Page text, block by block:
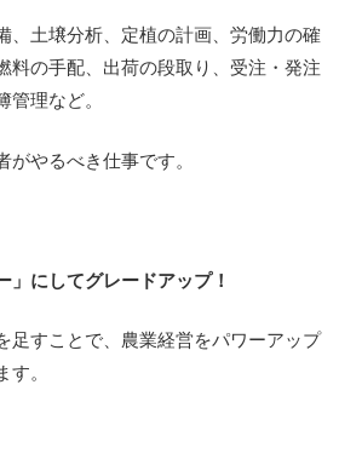
、土壌分析、定植の計画、労働力の確
料の手配、出荷の段取り、受注・発注
管理など。
がやるべき仕事です。
」にしてグレードアップ！
足すことで、農業経営をパワーアップ
す。